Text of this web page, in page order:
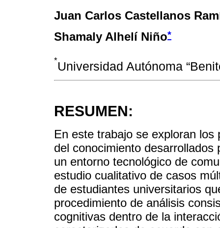
Juan Carlos Castellanos
Shamaly Alhelí Niño*
*Universidad Autónoma
RESUMEN:
En este trabajo se exploran
del conocimiento
un entorno tecnológico de
estudio cualitativo de casos
de estudiantes universitarios
procedimiento de análisis
cognitivas dentro de la